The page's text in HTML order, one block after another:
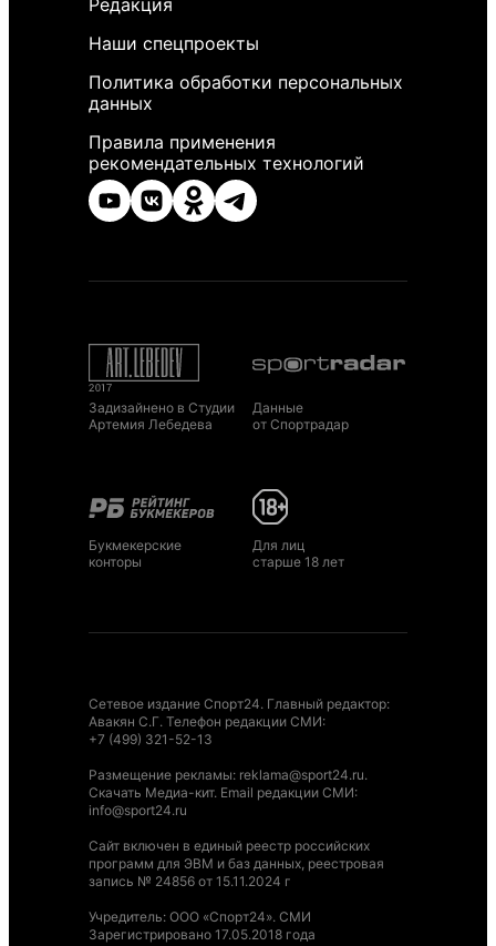
Редакция
Наши спецпроекты
Политика обработки персональных
данных
Правила применения
рекомендательных технологий
Задизайнено в Студии
Артемия Лебедева
Данные
от Спортрадар
Букмекерские
конторы
Для лиц
старше 18 лет
Сетевое издание Спорт24. Главный редактор:
Авакян С.Г. Телефон редакции СМИ:
+7 (499) 321-52-13
Размещение рекламы: reklama@sport24.ru.
Скачать Медиа-кит. Email редакции СМИ:
info@sport24.ru
Сайт включен в единый реестр российских
программ для ЭВМ и баз данных, реестровая
запись № 24856 от 15.11.2024 г
Учредитель: ООО «Спорт24». СМИ
Зарегистрировано 17.05.2018 года